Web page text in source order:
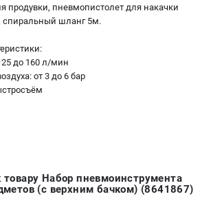
продувки, пневмопистолет для накачки
шланг 5м.
до 160 л/мин
от 3 до 6 бар
Набор пневмоинструмента
(с верхним бачком) (8641867)